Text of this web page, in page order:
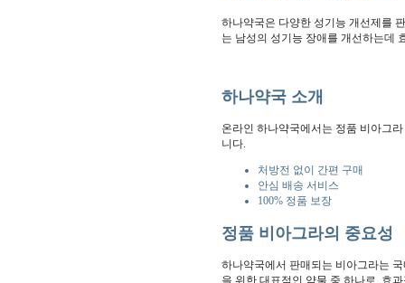
하나약국은 다양한 성기능 개선제를
는 남성의 성기능 장애를 개선하는데
하나약국 소개
온라인 하나약국에서는 정품 비아그
니다.
처방전 없이 간편 구매
안심 배송 서비스
100% 정품 보장
정품 비아그라의 중요성
하나약국에서 판매되는 비아그라는
을 위한 대표적인 약물 중 하나로, 효